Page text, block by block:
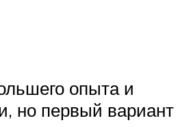
опыта и
но первый вариант